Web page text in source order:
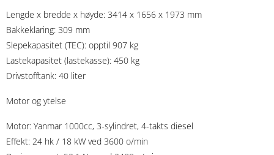
Lengde x bredde x høyde: 3414 x 1656 x 1973 mm
Bakkeklaring: 309 mm
Slepekapasitet (TEC): opptil 907 kg
Lastekapasitet (lastekasse): 450 kg
Drivstofftank: 40 liter
Motor og ytelse
Motor: Yanmar 1000cc, 3-sylindret, 4-takts diesel
Effekt: 24 hk / 18 kW ved 3600 o/min